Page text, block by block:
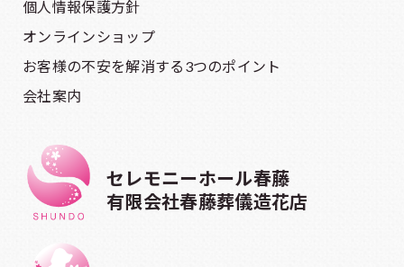
個人情報保護方針
オンラインショップ
お客様の不安を解消する3つのポイント
会社案内
セレモニーホール春藤
有限会社春藤葬儀造花店